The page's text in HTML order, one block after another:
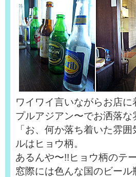
ワイワイ言いながらお店
プルアジアン〜でお洒落な
「お、何か落ち着いた雰
ルはヒョウ柄。
あるんや〜!!ヒョウ柄のテ
窓際には色んな国のビー